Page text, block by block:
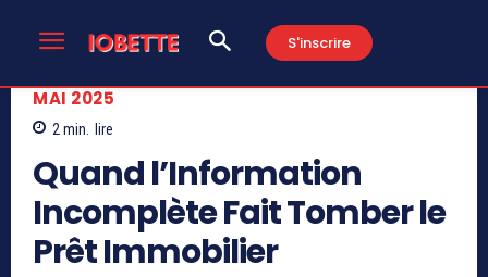
S'inscrire
MAI 2025
2 min. lire
Quand l’Information
Incomplète Fait Tomber le
Prêt Immobilier